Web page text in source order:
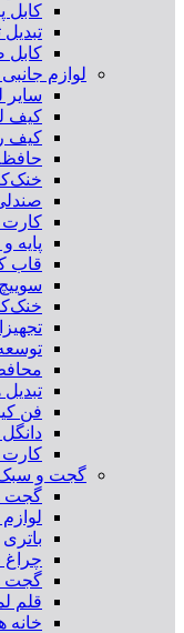
کابل
تبدیل
کابل
لوازم جانبی
سایر
کیف
کیف
پایه
قاب
فن
کارت
گجت و
گجت
باتری
چراغ
گجت
قلم
خانه